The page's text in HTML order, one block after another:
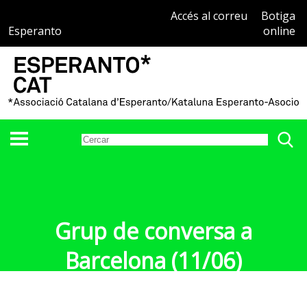
Esperanto
Accés al correu
Botiga
online
Grup de conversa a
Barcelona (11/06)